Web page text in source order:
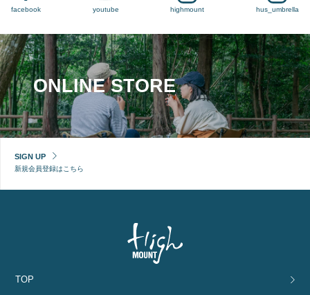
facebook youtube highmount hus_umbrella
ONLINE STORE
SIGN UP
新規会員登録はこちら
TOP